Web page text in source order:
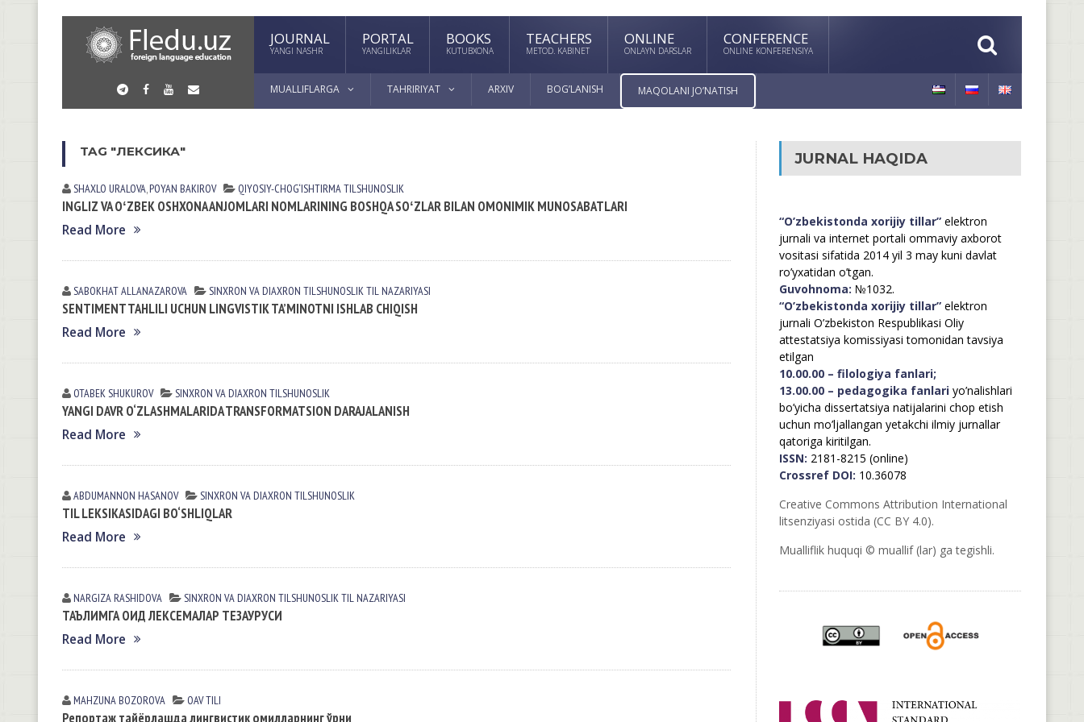
JOURNAL
YANGI NASHR
PORTAL
YANGILIKLAR
BOOKS
KUTUBXONA
TEACHERS
METOD. KABINET
ONLINE
ONLAYN DARSLAR
CONFERENCE
ONLINE KONFERENSIYA
MUALLIFLARGA TAHRIRIYAT ARXIV BOG’LANISH MAQOLANI JO’NATISH
TAG "ЛЕКСИКА"
SHAXLO URALOVA,POYAN BAKIROV QIYOSIY-CHOG‘ISHTIRMA TILSHUNOSLIK
INGLIZ VA OʻZBEK OSHXONA ANJOMLARI NOMLARINING BOSHQA SOʻZLAR BILAN OMONIMIK MUNOSABATLARI
Read More
SABOKHAT ALLANAZAROVA SINXRON VА DIАXRON TILSHUNOSLIKTIL NАZАRIYASI
SENTIMENT TAHLILI UCHUN LINGVISTIK TA’MINOTNI ISHLAB CHIQISH
Read More
OTABEK SHUKUROV SINXRON VА DIАXRON TILSHUNOSLIK
YANGI DAVR O‘ZLASHMALARIDA TRANSFORMATSION DARAJALANISH
Read More
ABDUMANNON HASANOV SINXRON VА DIАXRON TILSHUNOSLIK
TIL LEKSIKASIDAGI BO‘SHLIQLAR
Read More
NARGIZA RАSHIDOVА SINXRON VА DIАXRON TILSHUNOSLIKTIL NАZАRIYASI
ТАЪЛИМГА ОИД ЛЕКСЕМАЛАР ТЕЗАУРУСИ
Read More
MAHZUNA BOZOROVА OAV TILI
Репортаж тайёрлашда лингвистик омилларнинг ўрни
JURNAL HAQIDA
“O’zbekistonda xorijiy tillar”elektron
jurnali va internet portali ommaviy axborot
vositasi sifatida 2014 yil 3 may kuni davlat
ro’yxatidan o’tgan.
Guvohnoma: №1032.
“O’zbekistonda xorijiy tillar”elektron
jurnali O’zbekiston Respublikasi Oliy
attestatsiya komissiyasi tomonidan tavsiya
etilgan
10.00.00 – filologiya fanlari;
13.00.00 – pedagogika fanlariyo’nalishlari
bo’yicha dissertatsiya natijalarini chop etish
uchun mo’ljallangan yetakchi ilmiy jurnallar
qatoriga kiritilgan.
ISSN: 2181-8215 (online)
Crossref DOI: 10.36078
Creative Commons Attribution International
litsenziyasi ostida (CC BY 4.0).
Mualliflik huquqi © muallif (lar) ga tegishli.